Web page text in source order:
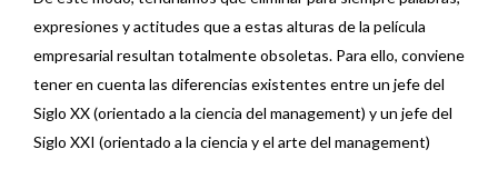
expresiones y actitudes que a estas alturas de la película
empresarial resultan totalmente obsoletas. Para ello, conviene
tener en cuenta las diferencias existentes entre un jefe del
Siglo XX (orientado a la ciencia del management) y un jefe del
Siglo XXI (orientado a la ciencia y el arte del management)